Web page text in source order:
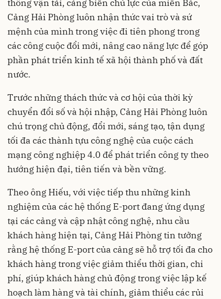
thông vận tải, cảng biển chủ lực của miền Bắc,
Cảng Hải Phòng luôn nhận thức vai trò và sứ
mệnh của mình trong việc đi tiên phong trong
các công cuộc đổi mới, nâng cao năng lực để góp
phần phát triển kinh tế xã hội thành phố và đất
nước.
Trước những thách thức và cơ hội của thời kỳ
chuyển đổi số và hội nhập, Cảng Hải Phòng luôn
chú trọng chủ động, đổi mới, sáng tạo, tận dụng
tối đa các thành tựu công nghệ của cuộc cách
mạng công nghiệp 4.0 để phát triển công ty theo
hướng hiện đại, tiên tiến và bền vững.
Theo ông Hiếu, với việc tiếp thu những kinh
nghiệm của các hệ thống E-port đang ứng dụng
tại các cảng và cập nhật công nghệ, nhu cầu
khách hàng hiện tại, Cảng Hải Phòng tin tưởng
rằng hệ thống E-port của cảng sẽ hỗ trợ tối đa cho
khách hàng trong việc giảm thiểu thời gian, chi
phí, giúp khách hàng chủ động trong việc lập kế
hoạch làm hàng và tài chính, giảm thiểu các rủi